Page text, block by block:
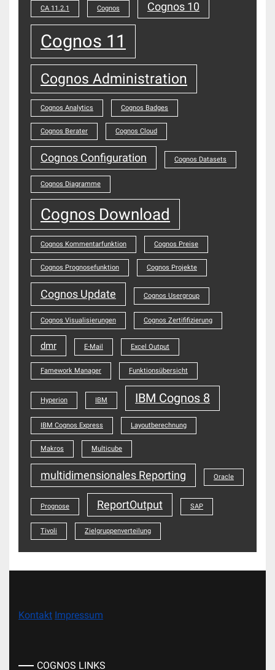
CA 11.2.1 Cognos Cognos 10
Cognos 11
Cognos Administration
Cognos Analytics Cognos Badges
Cognos Berater Cognos Cloud
Cognos Configuration Cognos Datasets
Cognos Diagramme
Cognos Download
Cognos Kommentarfunktion Cognos Preise
Cognos Prognosefunktion Cognos Projekte
Cognos Update Cognos Usergroup
Cognos Visualisierungen Cognos Zertififizierung
dmr E-Mail Excel Output
Famework Manager Funktionsübersicht
Hyperion IBM IBM Cognos 8
IBM Cognos Express Layoutberechnung
Makros Multicube
multidimensionales Reporting Oracle
Prognose ReportOutput SAP
Tivoli Zielgruppenverteilung
Kontakt Impressum
COGNOS LINKS